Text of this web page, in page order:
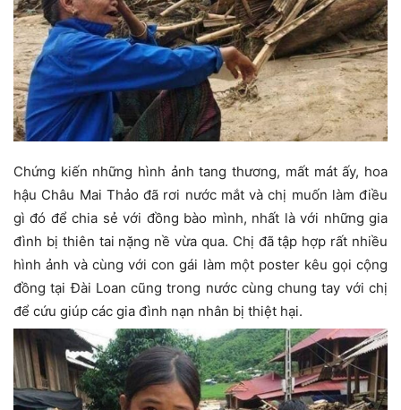
Chứng kiến những hình ảnh tang thương, mất mát ấy, hoa
hậu Châu Mai Thảo đã rơi nước mắt và chị muốn làm điều
gì đó để chia sẻ với đồng bào mình, nhất là với những gia
đình bị thiên tai nặng nề vừa qua. Chị đã tập hợp rất nhiều
hình ảnh và cùng với con gái làm một poster kêu gọi cộng
đồng tại Đài Loan cũng trong nước cùng chung tay với chị
để cứu giúp các gia đình nạn nhân bị thiệt hại.